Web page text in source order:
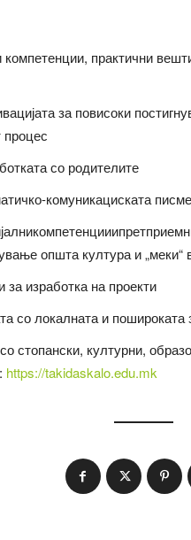
практични
за повисоки
процес
со родителите
комуникациската
општа култура и „меки“
изработка на проекти
со локалната и пошироката
стопански, културни,
https://takidaskalo.edu.mk